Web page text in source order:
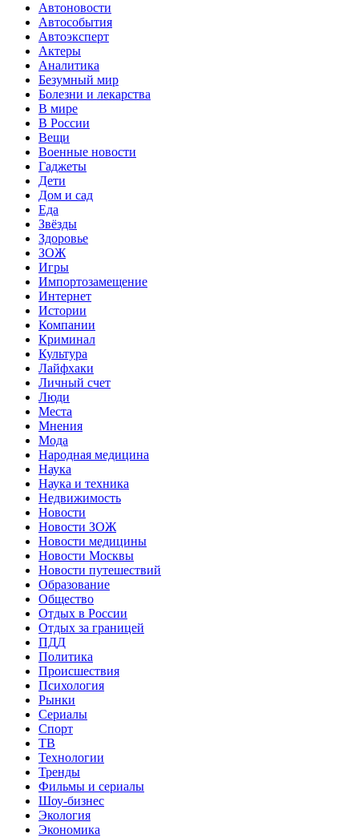
Автоновости
Автособытия
Автоэксперт
Актеры
Аналитика
Безумный мир
Болезни и лекарства
В мире
В России
Вещи
Военные новости
Гаджеты
Дети
Дом и сад
Еда
Звёзды
Здоровье
ЗОЖ
Игры
Импортозамещение
Интернет
Истории
Компании
Криминал
Культура
Лайфхаки
Личный счет
Люди
Места
Мнения
Мода
Народная медицина
Наука
Наука и техника
Недвижимость
Новости
Новости ЗОЖ
Новости медицины
Новости Москвы
Новости путешествий
Образование
Общество
Отдых в России
Отдых за границей
ПДД
Политика
Происшествия
Психология
Рынки
Сериалы
Спорт
ТВ
Технологии
Тренды
Фильмы и сериалы
Шоу-бизнес
Экология
Экономика